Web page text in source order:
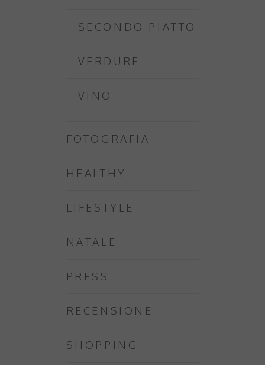
SECONDO PIATTO
VERDURE
VINO
FOTOGRAFIA
HEALTHY
LIFESTYLE
NATALE
PRESS
RECENSIONE
SHOPPING